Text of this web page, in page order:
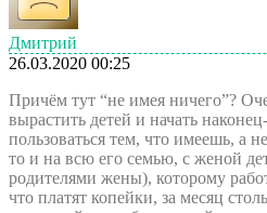
Дмитрий
26.03.2020 00:25
Причём тут “не имея ничего”?
вырастить детей и начать
пользоваться тем, что имеешь, а
то и на всю его семью, с женой
родителями жены), которому
что платят копейки, за месяц